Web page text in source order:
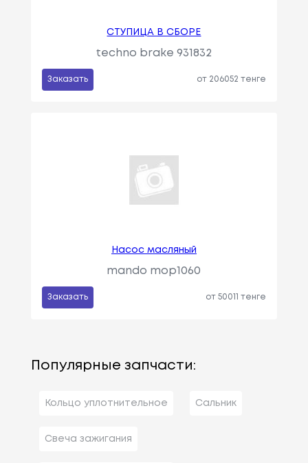
СТУПИЦА В СБОРЕ
techno brake 931832
Заказать от 206052 тенге
Насос масляный
mando mop1060
Заказать от 50011 тенге
Популярные запчасти:
Кольцо уплотнительное Сальник
Свеча зажигания